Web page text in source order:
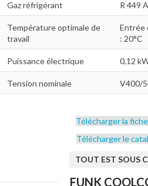
Gaz réfrigérant R 449 A
Température optimale de
travail
Entrée
: 20°C
Puissance électrique 0,12
Tension nominale V400/
Télécharger la
Télécharger le
TOUT EST SOUS
FUNK